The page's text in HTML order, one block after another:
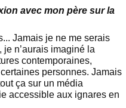
avec mon père sur la
Jamais je ne me serais
n’aurais imaginé la
contemporaines,
personnes. Jamais
ça sur un média
accessible aux ignares en